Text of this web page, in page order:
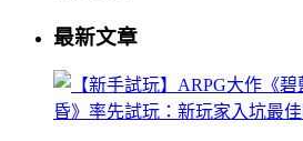
最新文章